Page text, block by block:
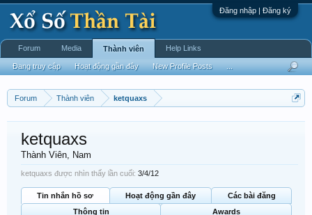
Đăng nhập | Đăng ký
Forum Thành viên ketquaxs
ketquaxs
Thành Viên, Nam
ketquaxs được nhìn thấy lần cuối: 3/4/12
Tin nhắn hồ sơ Hoạt động gần đây
Các bài đăng
Thông tin
Awards
Forum Media Thành viên
Đang truy cập Hoạt động gần đây New Profile Posts
Help Links